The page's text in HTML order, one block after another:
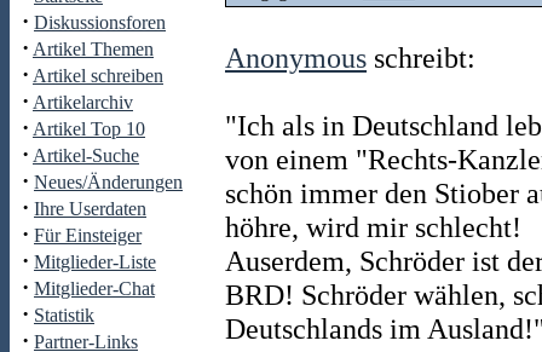
· Diskussionsforen
· Artikel Themen
· Artikel schreiben
· Artikelarchiv
· Artikel Top 10
· Artikel-Suche
· Neues/Änderungen
· Ihre Userdaten
· Für Einsteiger
· Mitglieder-Liste
· Mitglieder-Chat
· Statistik
· Partner-Links
Anonymous schreibt:
"Ich als in Deutschland
von einem "Rechts-
schön immer den Stiober
höhre, wird mir schlecht!
Auserdem, Schröder ist
BRD! Schröder wählen,
Deutschlands im